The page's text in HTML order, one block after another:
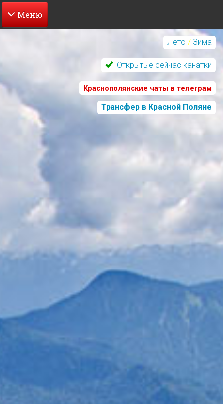
Перейти
содержанию
Лето / Зима
Открытые сейчас канатки
Краснополянские чаты в телеграм
Трансфер в Красной Поляне